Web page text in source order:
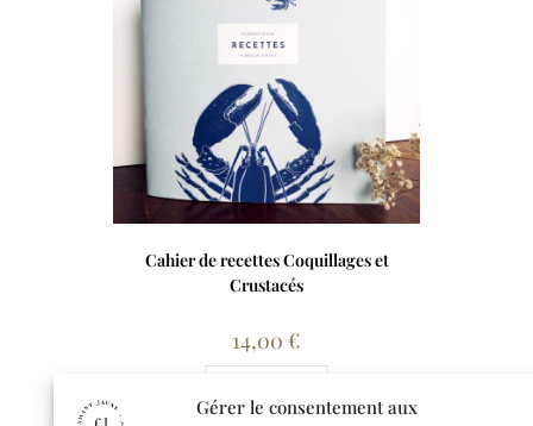
Gérer le consentement aux
Cahier de recettes Coquillages et
Crustacés
14,00 €